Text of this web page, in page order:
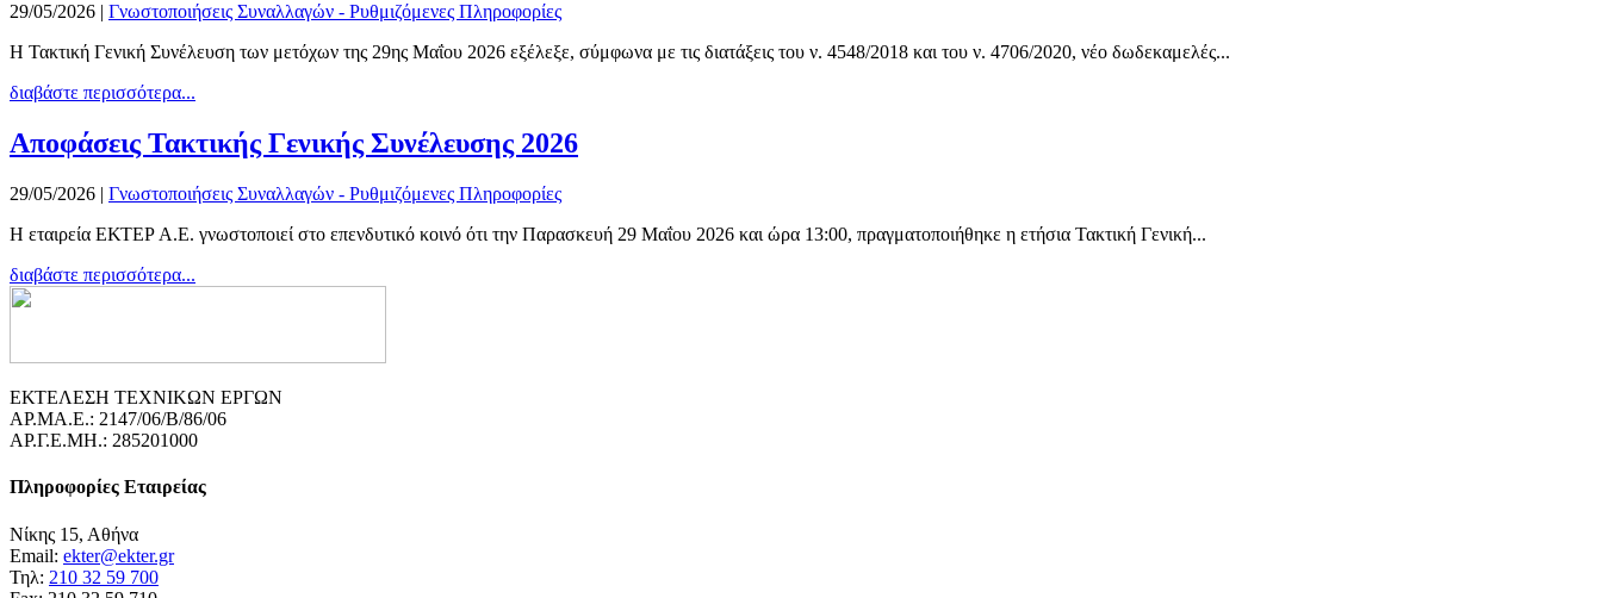
29/05/2026 | Γνωστοποιήσεις Συναλλαγών - Ρυθμιζόμενες Πληροφορίες
Η Τακτική Γενική Συνέλευση των μετόχων της 29ης Μαΐου 2026 εξέλεξε, σύμφωνα με τις διατάξεις του ν. 4548/2018 και του ν. 4706/2020, νέο δωδεκαμελές...
διαβάστε περισσότερα...
Αποφάσεις Τακτικής Γενικής Συνέλευσης 2026
29/05/2026 | Γνωστοποιήσεις Συναλλαγών - Ρυθμιζόμενες Πληροφορίες
Η εταιρεία ΕΚΤΕΡ Α.Ε. γνωστοποιεί στο επενδυτικό κοινό ότι την Παρασκευή 29 Μαΐου 2026 και ώρα 13:00, πραγματοποιήθηκε η ετήσια Τακτική Γενική...
διαβάστε περισσότερα...
ΕΚΤΕΛΕΣΗ ΤΕΧΝΙΚΩΝ ΕΡΓΩΝ
ΑΡ.ΜΑ.Ε.: 2147/06/B/86/06
ΑΡ.Γ.Ε.ΜΗ.: 285201000
Πληροφορίες Εταιρείας
Νίκης 15, Αθήνα
Email: ekter@ekter.gr
Τηλ: 210 32 59 700